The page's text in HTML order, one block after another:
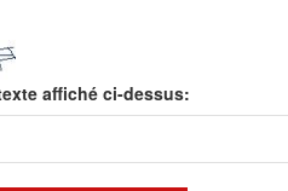
affiché ci-dessus: